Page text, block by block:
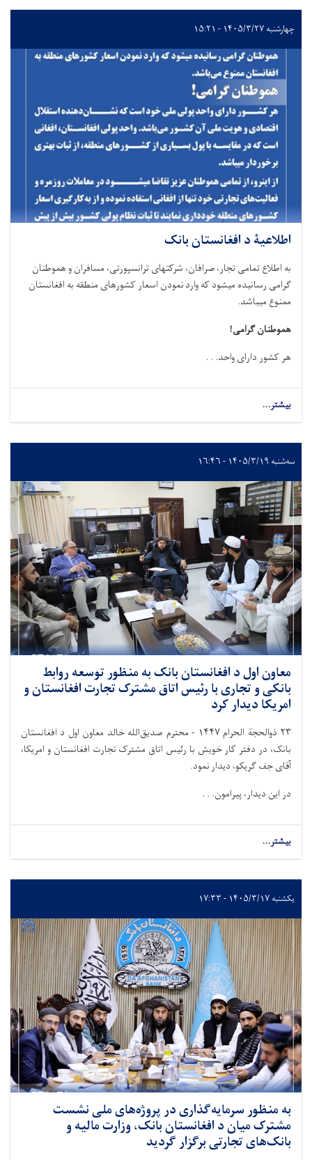
چهارشنبه ۱۴۰۵/۳/۲۷ - ۱۵:۲۱
اطلاعیۀ د افغانستان بانک
به اطلاع تمامی تجار، صرافان، شرکتهای ترانسپورتی، مسافران و هموطنان
گرامی رسانیده میشود که وارد نمودن اسعار کشورهای منطقه به افغانستان
ممنوع میباشد.
هموطنان گرامی!
هر کشور دارای واحد. . .
بیشتر...
سه‌شنبه ۱۴۰۵/۳/۱۹ - ۱۶:۴۶
معاون اول د افغانستان بانک به منظور توسعه روابط
بانکی و تجاری با رئیس اتاق مشترک تجارت افغانستان و
امریکا دیدار کرد
۲۳ ذوالحجة الحرام۱۴۴۷ -
محترم صدیق‌الله خالد معاون اول د افغانستان
بانک، در دفتر کار خویش با رئیس اتاق مشترک تجارت افغانستان و امریکا،
آقای جف گریکو، دیدار نمود.
در این دیدار، پیرامون. . .
بیشتر...
یکشنبه ۱۴۰۵/۳/۱۷ - ۱۷:۳۳
به ‌منظور سرمایه‌گذاری در پروژه‌های ملی نشست
مشترک میان د افغانستان بانک، وزارت مالیه و
بانک‌های تجارتی برگزار گردید